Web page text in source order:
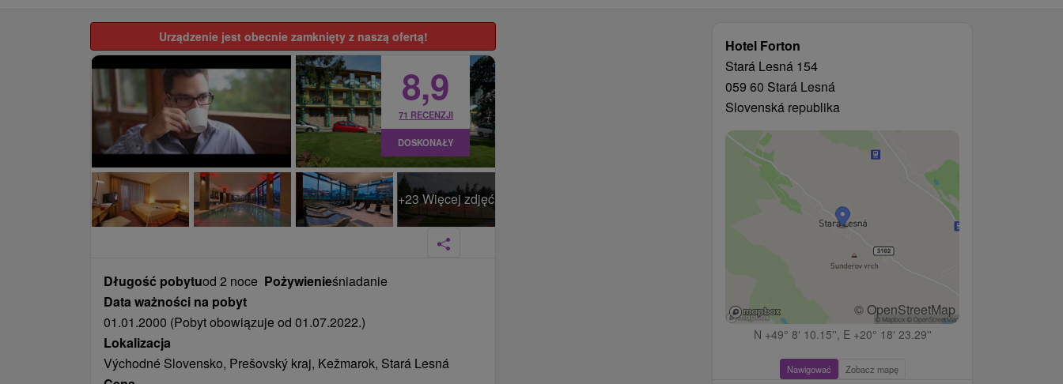
Hotel Forton
Stará Lesná 154
059 60 Stará Lesná
Slovenská republika
© OpenStreetMap
N +49° 8' 10.15'', E +20° 18' 23.29''
Nawigować Zobacz mapę
Urządzenie jest obecnie zamknięty z naszą ofertą!
+23 Więcej zdjęć
8,9
71 RECENZJI
DOSKONAŁY
Długość pobytuod 2 noce Pożywienieśniadanie
Data ważności na pobyt
01.01.2000 (Pobyt obowiązuje od 01.07.2022.)
Lokalizacja
Východné Slovensko, Prešovský kraj, Kežmarok, Stará Lesná